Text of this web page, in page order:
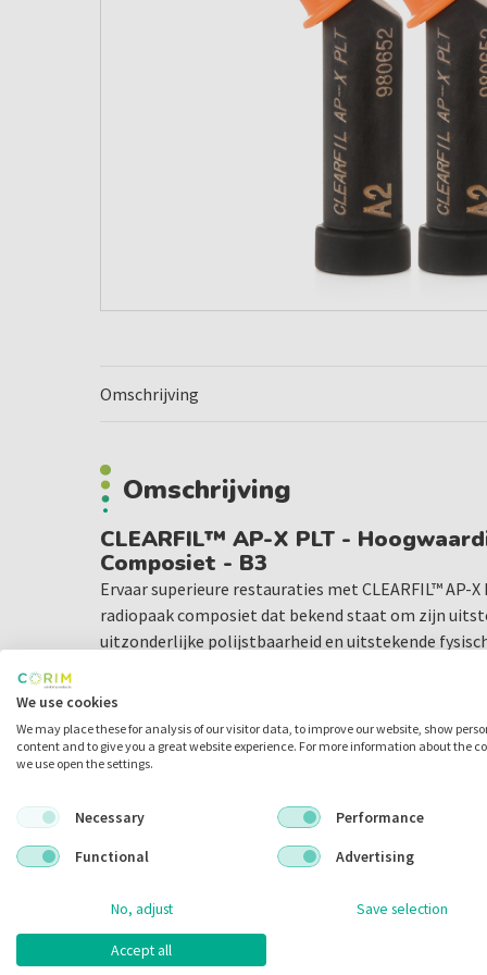
Omschrijving
Omschrijving
CLEARFIL™ AP-X PLT -
Composiet - B3
Ervaar superieure restauraties met CLEARFIL™ AP-
radiopaak composiet dat bekend staat om zijn
uitzonderlijke polijstbaarheid en uitstekende
composiet is ideaal voor zowel restauraties in de
voor esthetische restauraties in het front.
Toepassingen
CLEARFIL™ AP-X PLT is geschikt voor diverse
Klasse I, II, V-restauraties in de premolaar- en
Klasse III, IV, V-restauraties in het front
Cervicale restauraties en
Uitmuntende Kenmerken
We use cookies
We may place these for analysis of our visitor data, to improve our website, show
content and to give you a great website experience. For more information about the
we use open the settings.
Necessary
Performance
Functional
Advertising
No, adjust Save selection
Accept all